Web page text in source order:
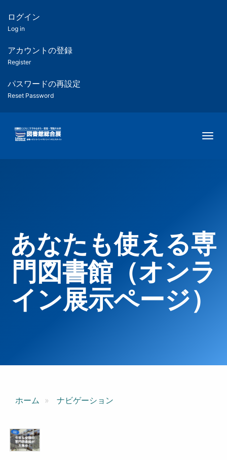
ツ
匿
名
ユ
ー
ー
用
メ
ログイン
Log in
アカウントの登録
Register
パスワードの再設定
Reset Password
あなたも使える専
門図書館（オンラ
イン展示ページ）
ホーム ナビゲーション